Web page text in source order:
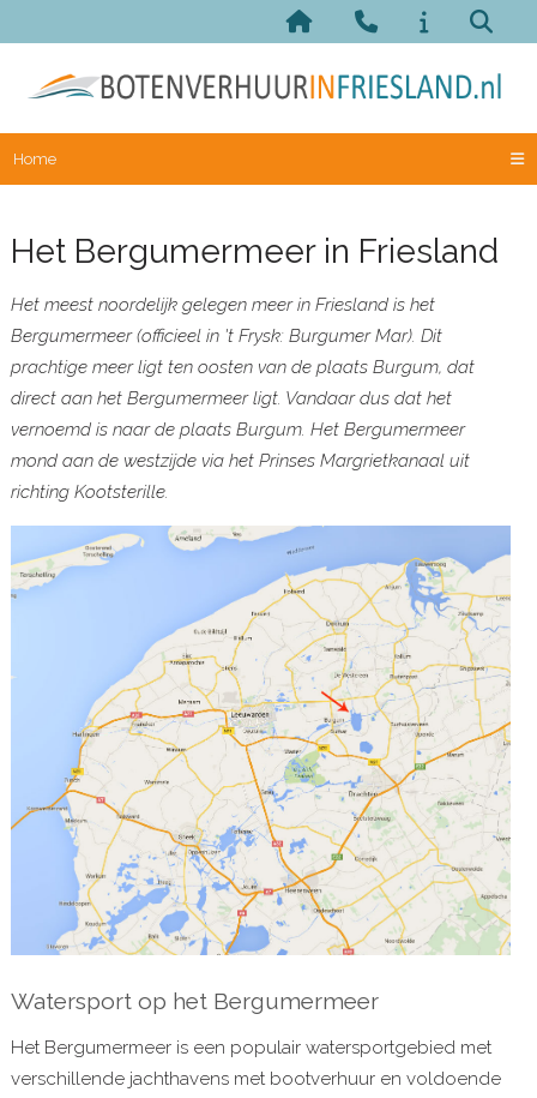
Home
Het Bergumermeer in Friesland
Het meest noordelijk gelegen meer in Friesland is het
Bergumermeer (officieel in 't Frysk: Burgumer Mar). Dit
prachtige meer ligt ten oosten van de plaats Burgum, dat
direct aan het Bergumermeer ligt. Vandaar dus dat het
vernoemd is naar de plaats Burgum. Het Bergumermeer
mond aan de westzijde via het Prinses Margrietkanaal uit
richting Kootsterille.
Watersport op het Bergumermeer
Het Bergumermeer is een populair watersportgebied met
verschillende jachthavens met bootverhuur en voldoende